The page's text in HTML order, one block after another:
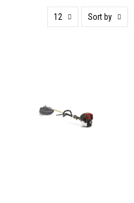
12 Sort by